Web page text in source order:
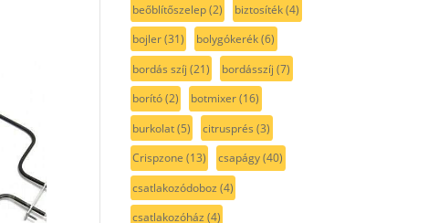
beőblítőszelep(2) biztosíték(4)
bojler(31) bolygókerék(6)
bordás szíj (21) bordásszíj (7)
borító(2) botmixer(16)
burkolat(5) citrusprés (3)
Crispzone (13) csapágy(40)
csatlakozódoboz (4)
csatlakozóház (4)